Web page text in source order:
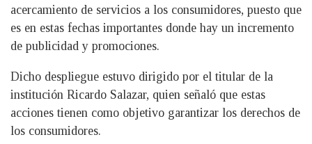
acercamiento de servicios a los consumidores, puesto que
es en estas fechas importantes donde hay un incremento
de publicidad y promociones.
Dicho despliegue estuvo dirigido por el titular de la
institución Ricardo Salazar, quien señaló que estas
acciones tienen como objetivo garantizar los derechos de
los consumidores.